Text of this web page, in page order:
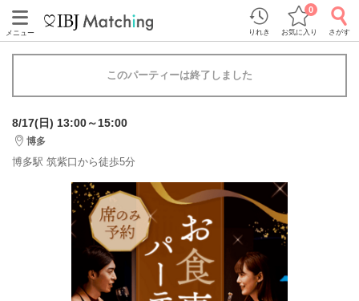
メニュー りれき お気に入り
0
さがす
このパーティーは終了しました
8/17(日) 13:00～15:00
博多
博多駅 筑紫口から徒歩5分